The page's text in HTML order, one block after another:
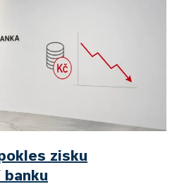
zisku
banku